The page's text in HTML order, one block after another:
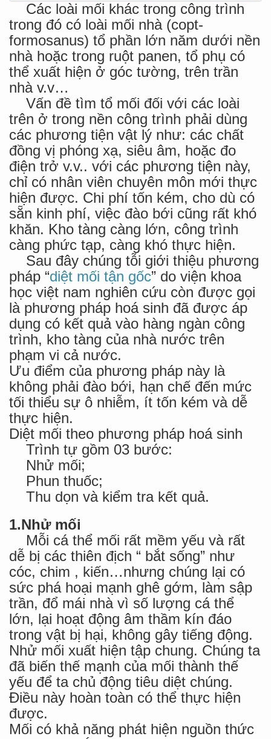
Các loài mối khác trong công trình
trong đó có loài mối nhà (copt-
formosanus) tổ phần lớn năm dưới nền
nhà hoặc trong ruột panen, tổ phụ có
thể xuất hiện ở góc tường, trên trần
nhà v.v…
Vấn đề tìm tổ mối đối với các loài
trên ở trong nền công trình phải dùng
các phương tiện vật lý như: các chất
đồng vị phóng xạ, siêu âm, hoặc đo
điện trở v.v.. với các phương tiện này,
chỉ có nhân viên chuyên môn mới thực
hiện được. Chi phí tốn kém, cho dù có
sẵn kinh phí, việc đào bới cũng rất khó
khăn. Kho tàng càng lớn, công trình
càng phức tạp, càng khó thực hiện.
Sau đây chúng tỗi giới thiệu phương
pháp “diệt mối tận gốc” do viện khoa
học việt nam nghiên cứu còn được gọi
là phương pháp hoá sinh đã được áp
dụng có kết quả vào hàng ngàn công
trình, kho tàng của nhà nước trên
phạm vi cả nước.
Ưu điểm của phương pháp này là
không phải đào bới, hạn chế đến mức
tối thiểu sự ô nhiễm, ít tốn kém và dễ
thực hiện.
Diệt mối theo phương pháp hoá sinh
Trình tự gồm 03 bước:
Nhử mối;
Phun thuốc;
Thu dọn và kiểm tra kết quả.
1.Nhử mối
Mỗi cá thể mối rất mềm yếu và rất
dễ bị các thiên địch “ bắt sống” như
cóc, chim , kiến…nhưng chúng lại có
sức phá hoại mạnh ghê gớm, làm sập
trần, đổ mái nhà vì số lượng cá thể
lớn, lại hoạt động âm thầm kín đáo
trong vật bị hại, không gây tiếng động.
Nhử mối xuất hiện tập chung. Chúng ta
đã biến thế mạnh của mối thành thế
yếu để ta chủ động tiêu diệt chúng.
Điều này hoàn toàn có thể thực hiện
được.
Mối có khả năng phát hiện nguồn thức